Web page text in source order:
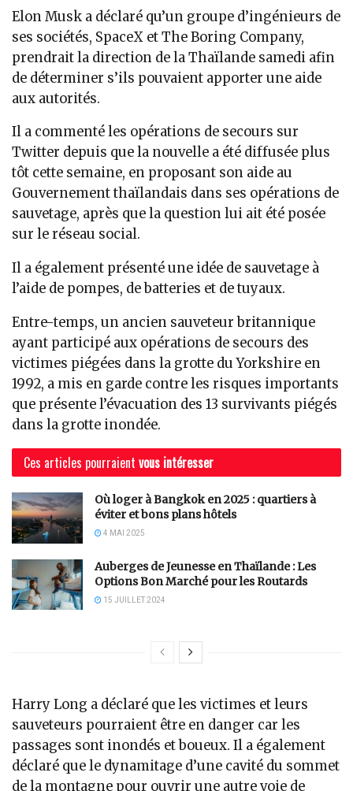
Elon Musk a déclaré qu’un groupe d’ingénieurs de
ses sociétés, SpaceX et The Boring Company,
prendrait la direction de la Thaïlande samedi afin
de déterminer s’ils pouvaient apporter une aide
aux autorités.
Il a commenté les opérations de secours sur
Twitter depuis que la nouvelle a été diffusée plus
tôt cette semaine, en proposant son aide au
Gouvernement thaïlandais dans ses opérations de
sauvetage, après que la question lui ait été posée
sur le réseau social.
Il a également présenté une idée de sauvetage à
l’aide de pompes, de batteries et de tuyaux.
Entre-temps, un ancien sauveteur britannique
ayant participé aux opérations de secours des
victimes piégées dans la grotte du Yorkshire en
1992, a mis en garde contre les risques importants
que présente l’évacuation des 13 survivants piégés
dans la grotte inondée.
Ces articles pourraient vous intéresser
Où loger à Bangkok en 2025 : quartiers à
éviter et bons plans hôtels
4 MAI 2025
Auberges de Jeunesse en Thaïlande : Les
Options Bon Marché pour les Routards
15 JUILLET 2024
Harry Long a déclaré que les victimes et leurs
sauveteurs pourraient être en danger car les
passages sont inondés et boueux. Il a également
déclaré que le dynamitage d’une cavité du sommet
de la montagne pour ouvrir une autre voie de